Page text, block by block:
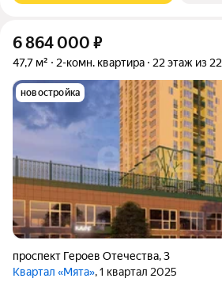
6 864 000 ₽
47,7 м² 2-комн. квартира 22 этаж из 22
новостройка
проспект Героев Отечества,3
Квартал «Мята», 1 квартал 2025